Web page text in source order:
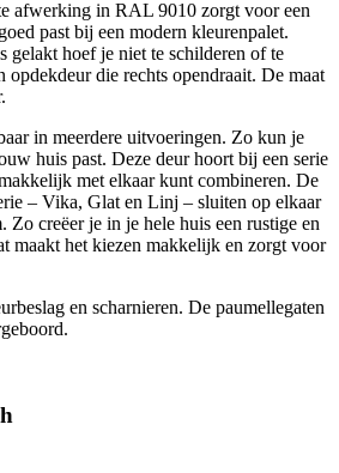
afwerking in RAL 9010 zorgt voor een
past bij een modern kleurenpalet.
gelakt hoef je niet te schilderen of te
opdekdeur die rechts opendraait. De maat
in meerdere uitvoeringen. Zo kun je
huis past. Deze deur hoort bij een serie
met elkaar kunt combineren. De
– Vika, Glat en Linj – sluiten op elkaar
Zo creëer je in je hele huis een rustige en
maakt het kiezen makkelijk en zorgt voor
en scharnieren. De paumellegaten